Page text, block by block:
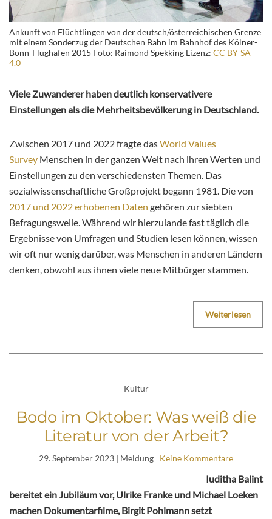
Ankunft von Flüchtlingen von der deutsch/österreichischen Grenze
mit einem Sonderzug der Deutschen Bahn im Bahnhof des Kölner-
Bonn-Flughafen 2015 Foto: Raimond Spekking Lizenz: CC BY-SA
4.0
Viele Zuwanderer haben deutlich konservativere
Einstellungen als die Mehrheitsbevölkerung in Deutschland.
Zwischen 2017 und 2022 fragte dasWorld Values
Survey Menschen in der ganzen Welt nach ihren Werten und
Einstellungen zu den verschiedensten Themen. Das
sozialwissenschaftliche Großprojekt begann 1981. Die von
2017 und 2022 erhobenen Daten gehören zur siebten
Befragungswelle. Während wir hierzulande fast täglich die
Ergebnisse von Umfragen und Studien lesen können, wissen
wir oft nur wenig darüber, was Menschen in anderen Ländern
denken, obwohl aus ihnen viele neue Mitbürger stammen.
Weiterlesen
Kultur
Bodo im Oktober: Was weiß die
Literatur von der Arbeit?
29. September 2023 | Meldung Keine Kommentare
Iuditha Balint
bereitet ein Jubiläum vor, Ulrike Franke und Michael Loeken
machen Dokumentarfilme, Birgit Pohlmann setzt